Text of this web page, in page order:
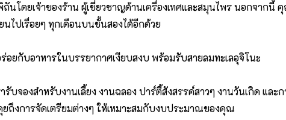
นโดยเจ้าของร้าน ผู้เชี่ยวชาญด้านเครื่องเทศและสมุนไพร นอกจากนี้
นไปเรื่อยๆ ทุกเดือนบนชั้นสองได้อีกด้วย
อยกับอาหารในบรรยากาศเงียบสงบ พร้อมรับสายลมทะเลอุจิโนะ
รับจองสำหรับงานเลี้ยง งานฉลอง ปาร์ตี้สังสรรค์สาวๆ งานวันเกิด และ
ถึงการจัดเตรียมต่างๆ ให้เหมาะสมกับงบประมาณของคุณ